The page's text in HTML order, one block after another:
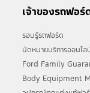
เจ้าของรถฟอร์
รอบรู้รถฟอร์ด
นัดหมายบริการออนไล
Ford Family
Body Equipment